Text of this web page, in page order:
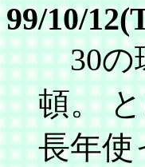
99/10/
30の
頓。
長年使